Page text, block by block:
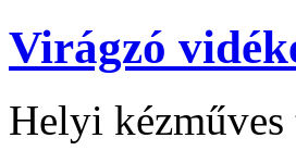
Virágzó
Helyi